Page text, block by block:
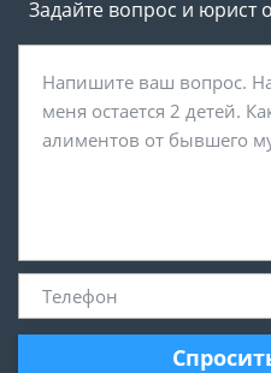
Задайте вопрос и юрист